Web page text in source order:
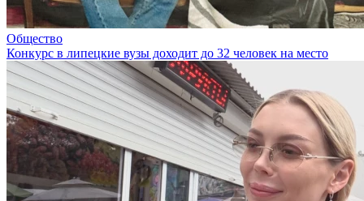
Общество
Конкурс в липецкие вузы доходит до 32 человек на место